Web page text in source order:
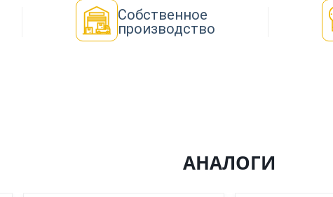
Собственное
производство
АНАЛОГИ